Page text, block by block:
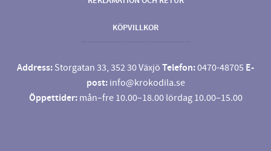
KÖPVILLKOR
Address: Storgatan 33, 352 30 Växjö Telefon:0470-48705 E-
post: info@krokodila.se
Öppettider:mån–fre 10.00–18.00 lördag 10.00–15.00